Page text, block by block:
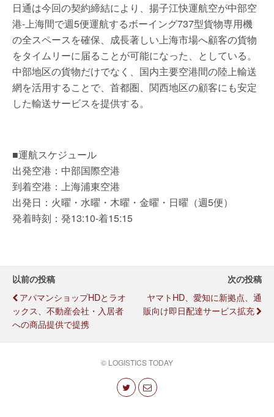
日通は今回の契約締結により、揚子江快運航空が中部空
港-上海間で週5便運航するボーイング737型貨物専用機
の全スペースを確保、成長著しい上海市場へ顧客の貨物
をタイムリーに届ることが可能になった、としている。
中部地区の貨物だけでなく、国内主要空港間の陸上輸送
網を活用することで、首都圏、関西地区の顧客にも安定
した輸送サービスを提供する。
■運航スケジュール
出発空港：中部国際空港
到着空港：上海浦東空港
出発日：火曜・水曜・木曜・金曜・日曜（週5便）
発着時刻：発13:10-着15:15
以前の投稿
アパマンショップHDとラオ
ックス、不動産会社・入居者
への商品提供で提携
次の投稿
ヤマトHD、愛知に新拠点、通
販向け即日配達サービス拡充
© LOGISTICS TODAY